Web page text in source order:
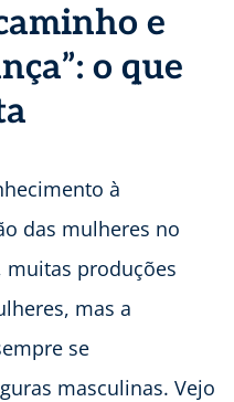
e
o que
à
das mulheres no
muitas produções
mas a
se
masculinas. Vejo